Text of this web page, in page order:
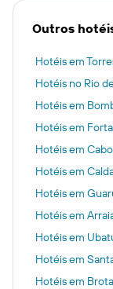
Outros
Hotéis em
Hotéis no Rio
Hotéis em
Hotéis em
Hotéis em
Hotéis em
Hotéis em
Hotéis em
Hotéis em
Hotéis em
Hotéis em